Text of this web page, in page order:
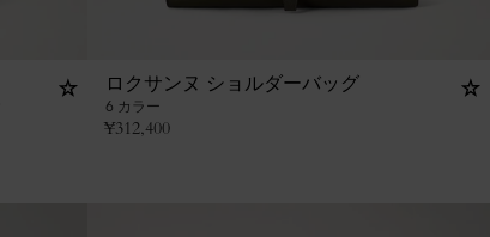
ロクサンヌ ショルダーバッグ
6 カラー
¥312,400